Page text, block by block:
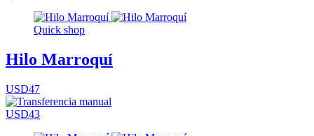
Quick shop
Hilo Marroquí
USD47
USD43